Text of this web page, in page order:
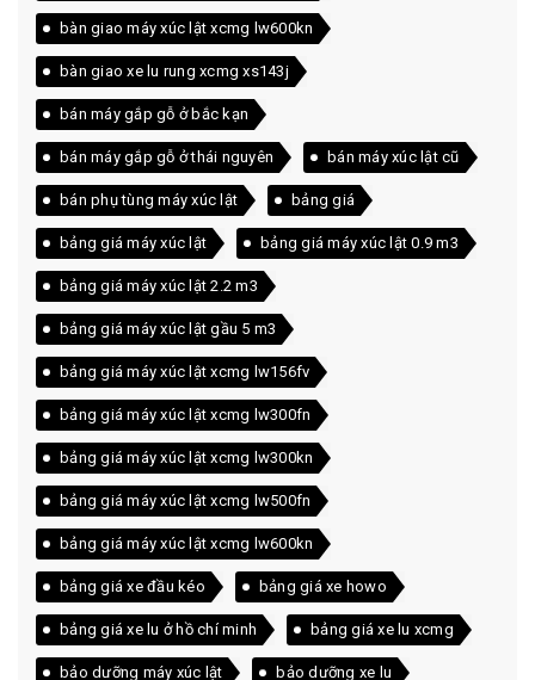
bàn giao máy xúc lật xcmg lw600kn
bàn giao xe lu rung xcmg xs143j
bán máy gắp gỗ ở bắc kạn
bán máy gắp gỗ ở thái nguyên bán máy xúc lật cũ
bán phụ tùng máy xúc lật bảng giá
bảng giá máy xúc lật bảng giá máy xúc lật 0.9 m3
bảng giá máy xúc lật 2.2 m3
bảng giá máy xúc lật gầu 5 m3
bảng giá máy xúc lật xcmg lw156fv
bảng giá máy xúc lật xcmg lw300fn
bảng giá máy xúc lật xcmg lw300kn
bảng giá máy xúc lật xcmg lw500fn
bảng giá máy xúc lật xcmg lw600kn
bảng giá xe đầu kéo bảng giá xe howo
bảng giá xe lu ở hồ chí minh bảng giá xe lu xcmg
bảo dưỡng máy xúc lật bảo dưỡng xe lu